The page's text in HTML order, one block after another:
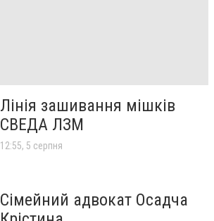
Лінія зашивання мішків
СВЕДА ЛЗМ
12:55, 5 серпня
Сімейний адвокат Осадча